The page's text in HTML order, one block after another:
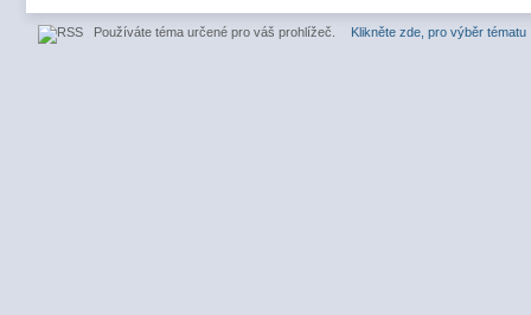
Používáte téma určené pro váš prohlížeč. Klikněte zde, pro výběr tématu